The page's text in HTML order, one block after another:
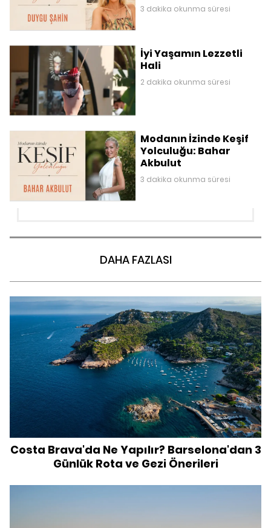
3 dakika okunma süresi
İyi Yaşamın Lezzetli
Hali
2 dakika okunma süresi
Modanın İzinde Keşif
Yolculuğu: Bahar
Akbulut
3 dakika okunma süresi
DAHA FAZLASI
Costa Brava'da Ne Yapılır? Barselona'dan 3
Günlük Rota ve Gezi Önerileri